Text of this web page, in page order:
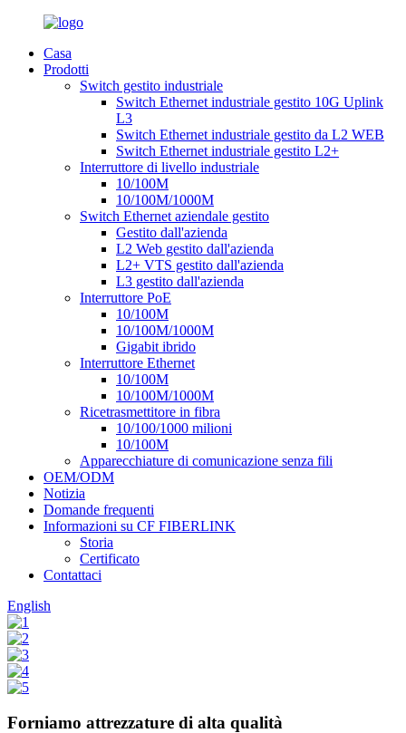
Casa
Prodotti
Switch gestito industriale
Switch Ethernet industriale gestito 10G Uplink
L3
Switch Ethernet industriale gestito da L2 WEB
Switch Ethernet industriale gestito L2+
Interruttore di livello industriale
10/100M
10/100M/1000M
Switch Ethernet aziendale gestito
Gestito dall'azienda
L2 Web gestito dall'azienda
L2+ VTS gestito dall'azienda
L3 gestito dall'azienda
Interruttore PoE
10/100M
10/100M/1000M
Gigabit ibrido
Interruttore Ethernet
10/100M
10/100M/1000M
Ricetrasmettitore in fibra
10/100/1000 milioni
10/100M
Apparecchiature di comunicazione senza fili
OEM/ODM
Notizia
Domande frequenti
Informazioni su CF FIBERLINK
Storia
Certificato
Contattaci
English
Forniamo attrezzature di alta qualità